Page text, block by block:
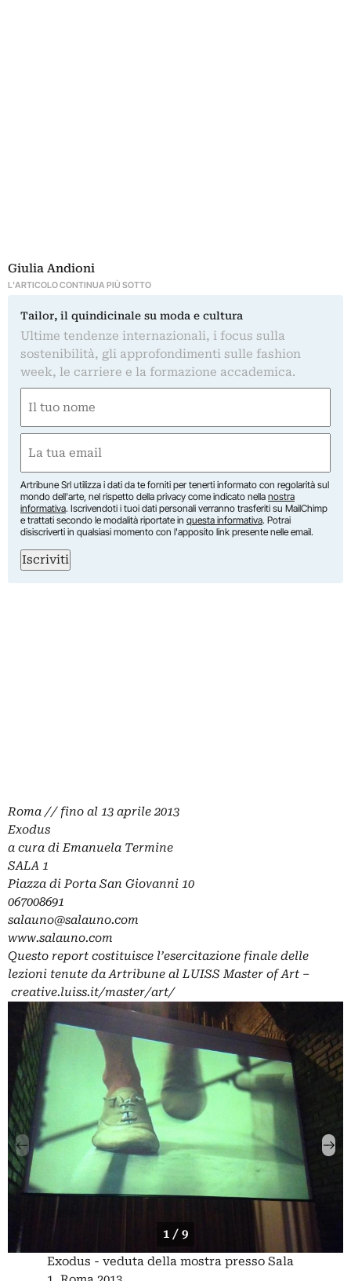
Giulia Andioni
L'ARTICOLO CONTINUA PIÙ SOTTO
Tailor, il quindicinale su moda e cultura
Ultime tendenze internazionali, i focus sulla
sostenibilità, gli approfondimenti sulle fashion
week, le carriere e la formazione accademica.
(Obbligatorio)
(Obbligatorio)
Artribune Srl utilizza i dati da te forniti per tenerti informato con regolarità sul
mondo dell'arte, nel rispetto della privacy come indicato nella nostra
informativa. Iscrivendoti i tuoi dati personali verranno trasferiti su MailChimp
e trattati secondo le modalità riportate in questa informativa. Potrai
disiscriverti in qualsiasi momento con l'apposito link presente nelle email.
Iscriviti
Roma // fino al 13 aprile 2013
Exodus
a cura di Emanuela Termine
SALA 1
Piazza di Porta San Giovanni 10
067008691
salauno@salauno.com
www.salauno.com
Questo report costituisce l’esercitazione finale delle
lezioni tenute da Artribune al LUISS Master of Art –
creative.luiss.it/master/art/
1 / 9
Exodus - veduta della mostra presso Sala